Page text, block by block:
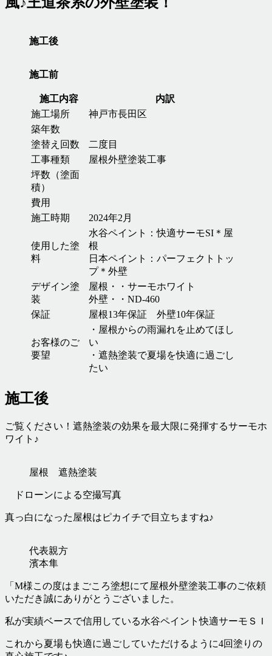
施工後
施工前
施工内容
内訳
施工場所
神戸市長田区
築年数
塗替え回数
二度目
工事種類
屋根外壁塗装工事
坪数（塗面
積）
費用
施工時期
2024年2月
使用した塗
料
水谷ペイント：快適サーモSI＊屋
根
日本ペイント：パーフェクトトッ
プ＊外壁
デザイン塗
装
屋根・・サーモホワイト
外壁・・ND-460
保証
屋根13年保証 外壁10年保証
お客様のご
要望
・屋根からの雨漏れを止めてほし
い
・遮熱塗装で夏場を快適に過ごし
たい
施工後
ご覧ください！遮熱塗装の効果を最大限に発揮するサーモホ
ワイト♪
屋根 遮熱塗装
ドローンによる空撮写真
真っ白になった屋根はピカイチで目立ちますね♪
代表親方
濱本隼
「M様この度はまごころ塗想にて屋根外壁塗装工事のご依頼
いただき誠にありがとうございました。
私が実績ベースで信用している水谷ペイント快適サーモＳＩ
これから夏場も快適に過ごしていただけるように4回塗りの